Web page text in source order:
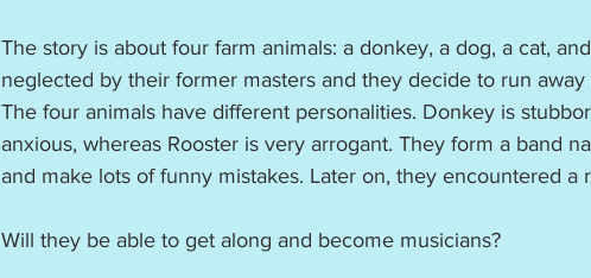
The story is about four farm animals: a donkey, a dog, a cat,
neglected by their former masters and they decide to run
The four animals have different personalities. Donkey is
anxious, whereas Rooster is very arrogant. They form a band
and make lots of funny mistakes. Later on, they encountered a
Will they be able to get along and become musicians?